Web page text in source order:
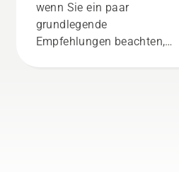
wenn Sie ein paar
grundlegende
Empfehlungen beachten,